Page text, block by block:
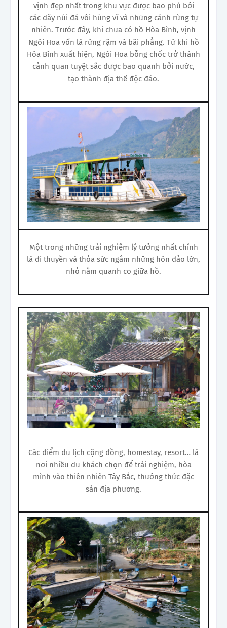
vịnh đẹp nhất trong khu vực được bao phủ bởi
các dãy núi đá vôi hùng vĩ và những cánh rừng tự
nhiên. Trước đây, khi chưa có hồ Hòa Bình, vịnh
Ngòi Hoa vốn là rừng rậm và bãi phẳng. Từ khi hồ
Hòa Bình xuất hiện, Ngòi Hoa bỗng chốc trở thành
cảnh quan tuyệt sắc được bao quanh bởi nước,
tạo thành địa thế độc đáo.
Một trong những trải nghiệm lý tưởng nhất chính
là đi thuyền và thỏa sức ngắm những hòn đảo lớn,
nhỏ nằm quanh co giữa hồ.
Các điểm du lịch cộng đồng, homestay, resort… là
nơi nhiều du khách chọn để trải nghiệm, hòa
mình vào thiên nhiên Tây Bắc, thưởng thức đặc
sản địa phương.